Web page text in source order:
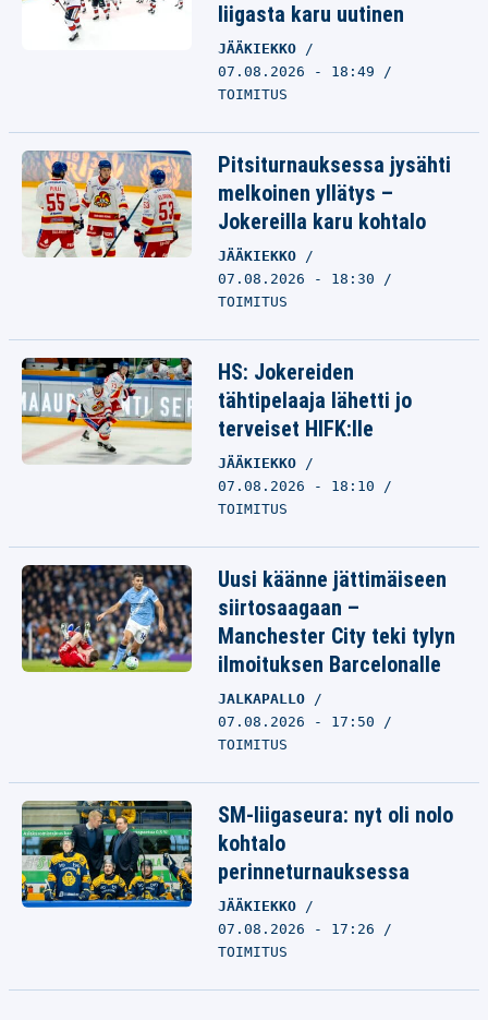
liigasta karu uutinen
JÄÄKIEKKO
07.08.2026 - 18:49
TOIMITUS
Pitsiturnauksessa jysähti
melkoinen yllätys –
Jokereilla karu kohtalo
JÄÄKIEKKO
07.08.2026 - 18:30
TOIMITUS
HS: Jokereiden
tähtipelaaja lähetti jo
terveiset HIFK:lle
JÄÄKIEKKO
07.08.2026 - 18:10
TOIMITUS
Uusi käänne jättimäiseen
siirtosaagaan –
Manchester City teki tylyn
ilmoituksen Barcelonalle
JALKAPALLO
07.08.2026 - 17:50
TOIMITUS
SM-liigaseura: nyt oli nolo
kohtalo
perinneturnauksessa
JÄÄKIEKKO
07.08.2026 - 17:26
TOIMITUS